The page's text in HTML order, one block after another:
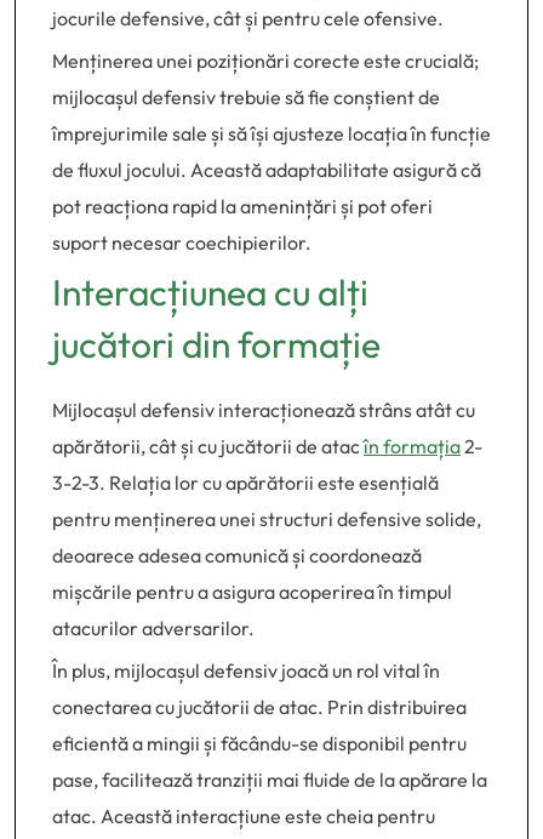
jocurile defensive, cât și pentru cele ofensive.
Menținerea unei poziționări corecte este crucială;
mijlocașul defensiv trebuie să fie conștient de
împrejurimile sale și să își ajusteze locația în funcție
de fluxul jocului. Această adaptabilitate asigură că
pot reacționa rapid la amenințări și pot oferi
suport necesar coechipierilor.
Interacțiunea cu alți
jucători din formație
Mijlocașul defensiv interacționează strâns atât cu
apărătorii, cât și cu jucătorii de atacîn formația2-
3-2-3. Relația lor cu apărătorii este esențială
pentru menținerea unei structuri defensive solide,
deoarece adesea comunică și coordonează
mișcările pentru a asigura acoperirea în timpul
atacurilor adversarilor.
În plus, mijlocașul defensiv joacă un rol vital în
conectarea cu jucătorii de atac. Prin distribuirea
eficientă a mingii și făcându-se disponibil pentru
pase, facilitează tranziții mai fluide de la apărare la
atac. Această interacțiune este cheia pentru